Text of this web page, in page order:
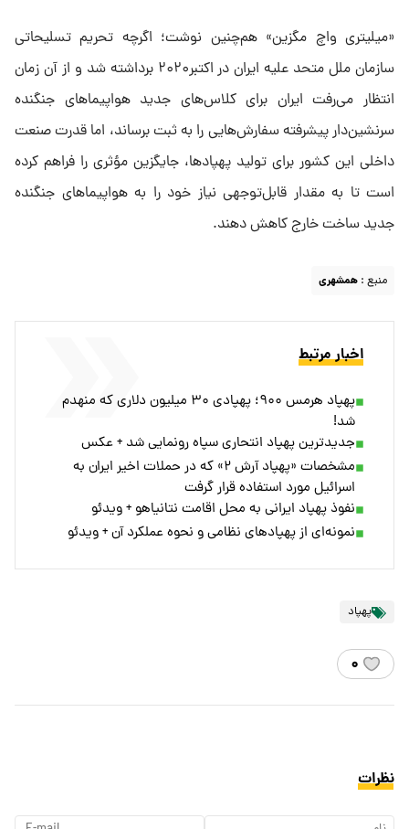
«میلیتری واچ مگزین» هم‌چنین نوشت؛ اگرچه تحریم تسلیحاتی
سازمان ملل متحد علیه ایران در اکتبر۲۰۲۰ برداشته شد و از آن زمان
انتظار می‌رفت ایران برای کلاس‌های جدید هواپیماهای جنگنده
سرنشین‌دار پیشرفته سفارش‌هایی را به ثبت برساند، اما قدرت صنعت
داخلی این کشور برای تولید پهپادها، جایگزین مؤثری را فراهم کرده
است تا به مقدار قابل‌توجهی نیاز خود را به هواپیماهای جنگنده
جدید ساخت خارج کاهش دهند.
منبع : همشهری
اخبار مرتبط
پهپاد هرمس ۹۰۰؛ پهپادی ۳۰ میلیون دلاری که منهدم
شد!
جدیدترین پهپاد انتحاری سپاه رونمایی شد + عکس
مشخصات «پهپاد آرش ۲» که در حملات اخیر ایران به
اسرائیل مورد استفاده قرار گرفت
نفوذ پهپاد ایرانی به محل اقامت نتانیاهو + ویدئو
نمونه‌ای از پهپاد‌های نظامی و نحوه عملکرد آن + ویدئو
پهپاد
۰
نظرات